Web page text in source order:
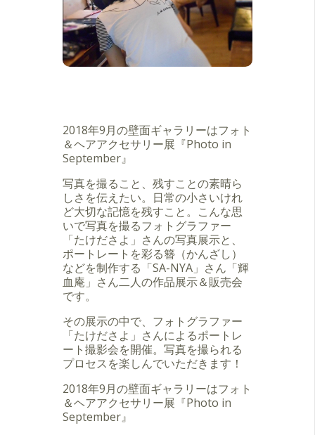
2018年9月の壁面ギャラリーはフォト
＆ヘアアクセサリー展『Photo in
September』
写真を撮ること、残すことの素晴ら
しさを伝えたい。日常の小さいけれ
ど大切な記憶を残すこと。こんな思
いで写真を撮るフォトグラファー
「たけださよ」さんの写真展示と、
ポートレートを彩る簪（かんざし）
などを制作する「SA-NYA」さん「輝
血庵」さん二人の作品展示＆販売会
です。
その展示の中で、フォトグラファー
「たけださよ」さんによるポートレ
ート撮影会を開催。写真を撮られる
プロセスを楽しんでいただきます！
2018年9月の壁面ギャラリーはフォト
＆ヘアアクセサリー展『Photo in
September』